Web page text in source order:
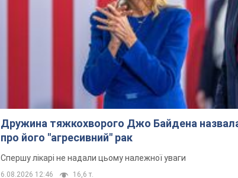
Дружина тяжкохворого Джо Байдена
про його "агресивний" рак
Спершу лікарі не надали цьому належної уваги
6.08.2026 12:46 16,6 т.